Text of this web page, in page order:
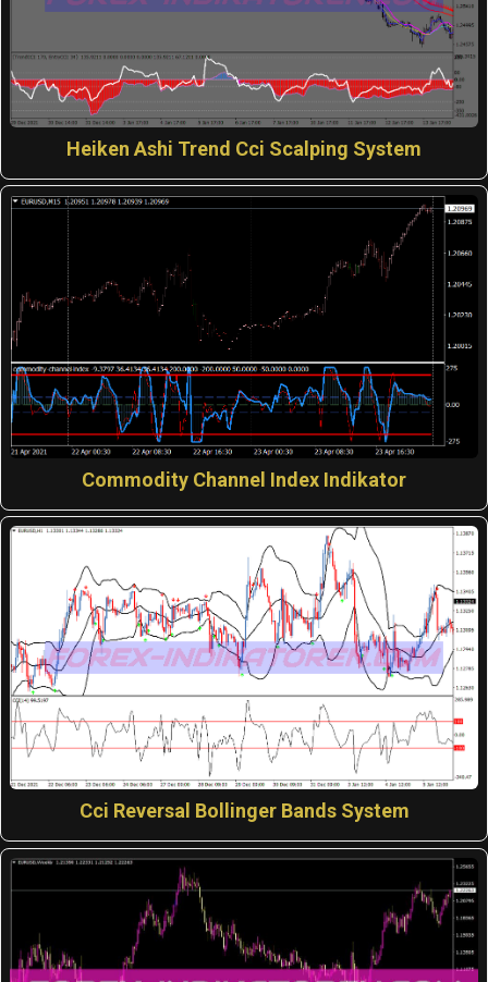
Heiken Ashi Trend Cci Scalping System
Commodity Channel Index Indikator
Cci Reversal Bollinger Bands System